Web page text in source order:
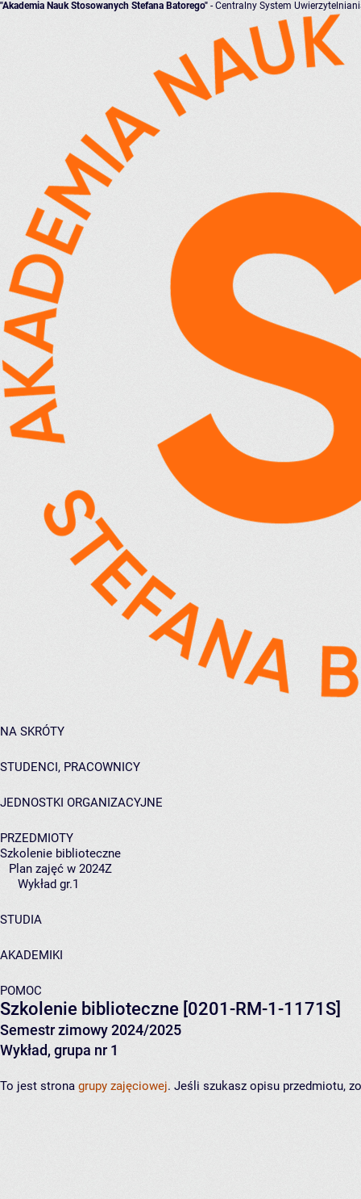
"Akademia Nauk Stosowanych Stefana Batorego" - Centralny System
NA SKRÓTY
STUDENCI, PRACOWNICY
JEDNOSTKI ORGANIZACYJNE
PRZEDMIOTY
Szkolenie biblioteczne
Plan zajęć w 2024Z
Wykład gr.1
STUDIA
AKADEMIKI
POMOC
Szkolenie biblioteczne [0201-RM-1-1171S]
Semestr zimowy 2024/2025
Wykład, grupa nr 1
To jest strona grupy zajęciowej. Jeśli szukasz opisu przedmiotu,